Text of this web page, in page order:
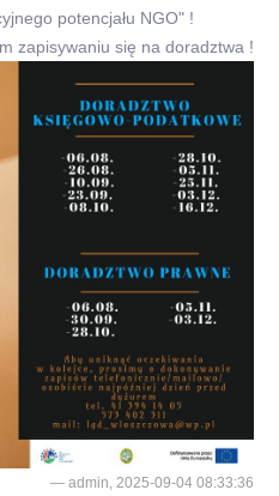
potencjału NGO" !
zapisywaniu się na doradztwa !
admin, 2025-09-04 08:33:36